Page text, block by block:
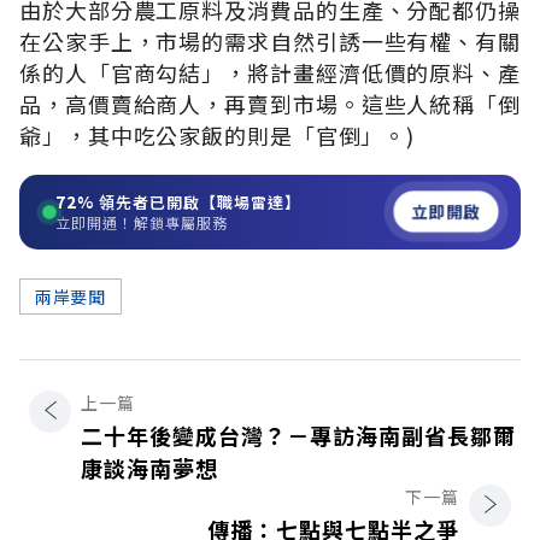
由於大部分農工原料及消費品的生產、分配都仍操
在公家手上，市場的需求自然引誘一些有權、有關
係的人「官商勾結」，將計畫經濟低價的原料、產
品，高價賣給商人，再賣到市場。這些人統稱「倒
爺」，其中吃公家飯的則是「官倒」。)
72% 領先者已開啟【職場雷達】
立即開通！解鎖專屬服務 立即開啟
兩岸要聞
上一篇
二十年後變成台灣？－專訪海南副省長鄒爾
康談海南夢想
下一篇
傳播：七點與七點半之爭